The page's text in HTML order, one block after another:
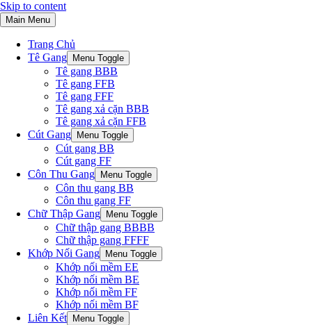
Skip to content
Main Menu
Trang Chủ
Tê Gang
Menu Toggle
Tê gang BBB
Tê gang FFB
Tê gang FFF
Tê gang xả cặn BBB
Tê gang xả cặn FFB
Cút Gang
Menu Toggle
Cút gang BB
Cút gang FF
Côn Thu Gang
Menu Toggle
Côn thu gang BB
Côn thu gang FF
Chữ Thập Gang
Menu Toggle
Chữ thập gang BBBB
Chữ thập gang FFFF
Khớp Nối Gang
Menu Toggle
Khớp nối mềm EE
Khớp nối mềm BE
Khớp nối mềm FF
Khớp nối mềm BF
Liên Kết
Menu Toggle